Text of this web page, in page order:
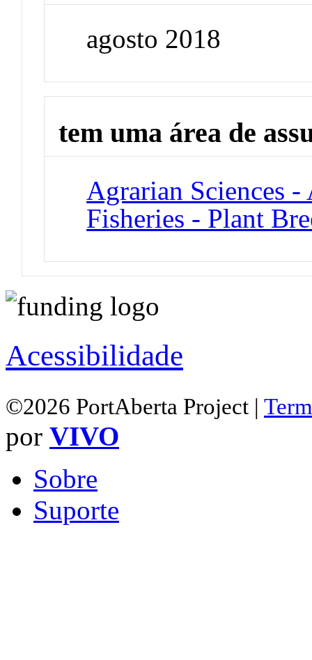
agosto 2018
tem uma área de
Agrarian Sciences
Fisheries - Plant
Acessibilidade
©2026 PortAberta Project |
por VIVO
Sobre
Suporte